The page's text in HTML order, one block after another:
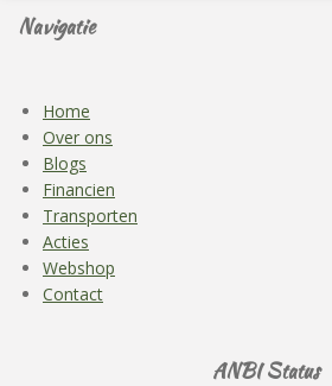
Navigatie
Home
Over ons
Blogs
Financien
Transporten
Acties
Webshop
Contact
ANBI Status